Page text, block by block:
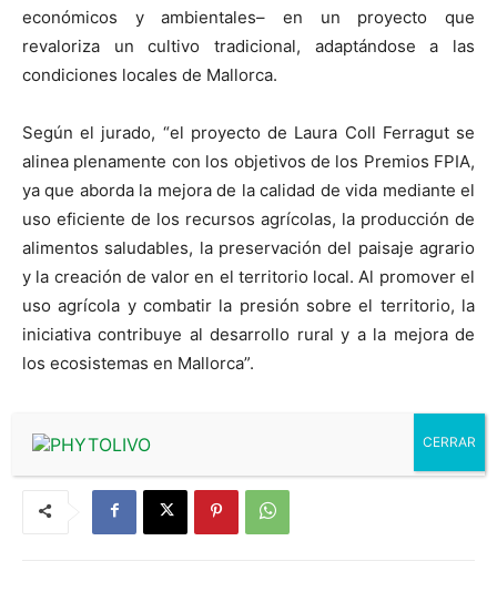
económicos y ambientales– en un proyecto que
revaloriza un cultivo tradicional, adaptándose a las
condiciones locales de Mallorca.
Según el jurado, “el proyecto de Laura Coll Ferragut se
alinea plenamente con los objetivos de los Premios FPIA,
ya que aborda la mejora de la calidad de vida mediante el
uso eficiente de los recursos agrícolas, la producción de
alimentos saludables, la preservación del paisaje agrario
y la creación de valor en el territorio local. Al promover el
uso agrícola y combatir la presión sobre el territorio, la
iniciativa contribuye al desarrollo rural y a la mejora de
los ecosistemas en Mallorca”.